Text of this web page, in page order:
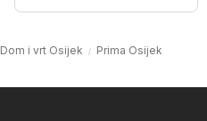
Dom i vrt Osijek Prima Osijek